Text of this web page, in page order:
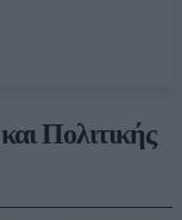
Πολιτικής